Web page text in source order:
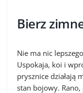
Bierz
Nie ma nic
Uspokaja, koi i
prysznice działają
stan bojowy.